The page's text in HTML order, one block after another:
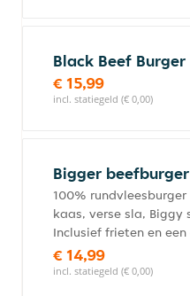
Black Beef
€ 15,99
incl. statiegeld (€ 0,00)
Bigger
100%
kaas, verse sla, Biggy
Inclusief frieten en
€ 14,99
incl. statiegeld (€ 0,00)